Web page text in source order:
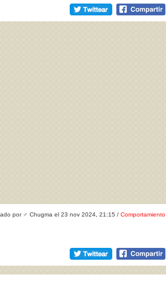
por ♂ Chugma el 23 nov 2024, 21:15 / Comportamiento